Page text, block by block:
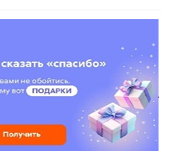
я ракетка мира австралиец Ник
обыграл американца
Макдональд а,
101-ю позицию в
в первом круге «Мастерса»
со счётом 3/6, 6/3, 6/4.